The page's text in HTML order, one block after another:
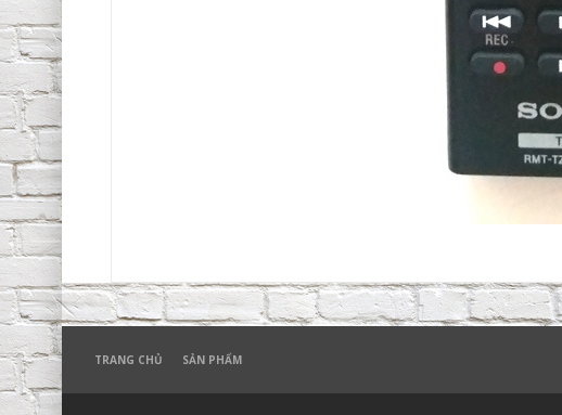
TRANG CHỦ SẢN PHẨM